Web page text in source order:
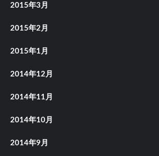
2015年3月
2015年2月
2015年1月
2014年12月
2014年11月
2014年10月
2014年9月